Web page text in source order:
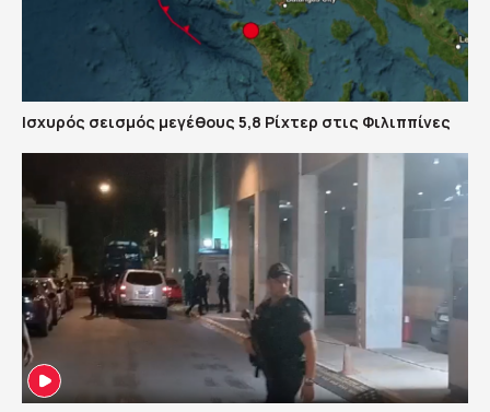
Ισχυρός σεισμός μεγέθους 5,8 Ρίχτερ στις Φιλιππίνες